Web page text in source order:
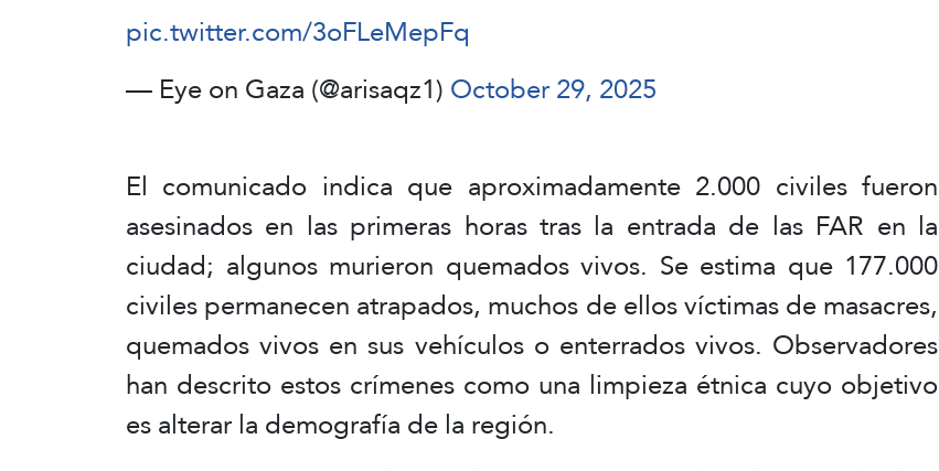
pic.twitter.com/3oFLeMepFq
— Eye on Gaza (@arisaqz1)October 29, 2025
El comunicado indica que aproximadamente 2.000 civiles fueron
asesinados en las primeras horas tras la entrada de las FAR en la
ciudad; algunos murieron quemados vivos. Se estima que 177.000
civiles permanecen atrapados, muchos de ellos víctimas de masacres,
quemados vivos en sus vehículos o enterrados vivos. Observadores
han descrito estos crímenes como una limpieza étnica cuyo objetivo
es alterar la demografía de la región.